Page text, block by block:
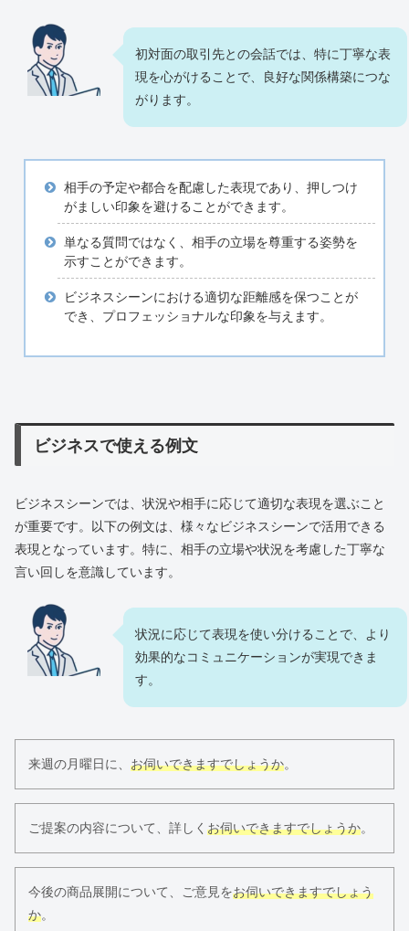
初対面の取引先との会話では、特に丁寧な表
現を心がけることで、良好な関係構築につな
がります。
相手の予定や都合を配慮した表現であり、押しつけ
がましい印象を避けることができます。
単なる質問ではなく、相手の立場を尊重する姿勢を
示すことができます。
ビジネスシーンにおける適切な距離感を保つことが
でき、プロフェッショナルな印象を与えます。
ビジネスで使える例文
ビジネスシーンでは、状況や相手に応じて適切な表現を選ぶこと
が重要です。以下の例文は、様々なビジネスシーンで活用できる
表現となっています。特に、相手の立場や状況を考慮した丁寧な
言い回しを意識しています。
状況に応じて表現を使い分けることで、より
効果的なコミュニケーションが実現できま
す。
来週の月曜日に、 お伺いできますでしょうか。
ご提案の内容について、詳しく お伺いできますでしょうか。
今後の商品展開について、ご意見をお伺いできますでしょう
か。